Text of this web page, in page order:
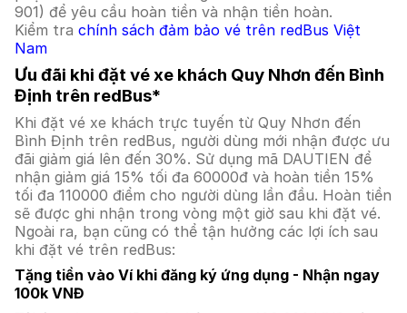
901) để yêu cầu hoàn tiền và nhận tiền hoàn.
Kiểm tra chính sách đảm bảo vé trên redBus Việt
Nam
Ưu đãi khi đặt vé xe khách Quy Nhơn đến Bình
Định trên redBus*
Khi đặt vé xe khách trực tuyến từ Quy Nhơn đến
Bình Định trên redBus, người dùng mới nhận được ưu
đãi giảm giá lên đến 30%. Sử dụng mã DAUTIEN để
nhận giảm giá 15% tối đa 60000đ và hoàn tiền 15%
tối đa 110000 điểm cho người dùng lần đầu. Hoàn tiền
sẽ được ghi nhận trong vòng một giờ sau khi đặt vé.
Ngoài ra, bạn cũng có thể tận hưởng các lợi ích sau
khi đặt vé trên redBus:
Tặng tiền vào Ví khi đăng ký ứng dụng - Nhận ngay
100k VNĐ